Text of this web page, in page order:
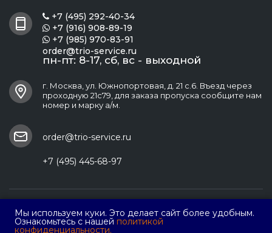
 +7 (495) 292-40-34
 +7 (916) 908-89-19
 +7 (985) 970-83-91
order@trio-service.ru
пн-пт: 8-17, сб, вс - выходной
г. Москва, ул. Южнопортовая, д. 21 с.6. Въезд через
проходную 21с79, для заказа пропуска сообщите нам
номер и марку а/м.
order@trio-service.ru
+7 (495) 445-68-97
ООО ПФ "Трио Сервис"
Мы используем куки. Это делает сайт более удобным.
Ознакомьтесь с нашей политикой
конфиденциальности.